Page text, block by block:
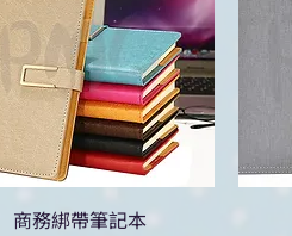
商務綁帶筆記本